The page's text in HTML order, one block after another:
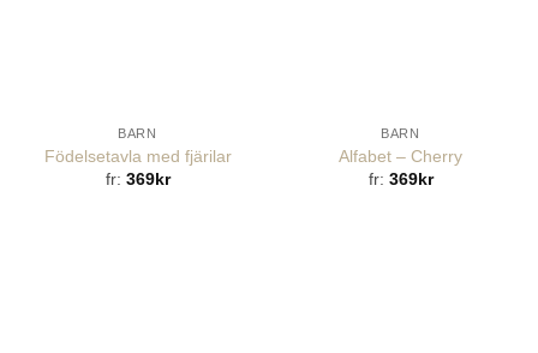
BARN
Födelsetavla med fjärilar
fr: 369kr
BARN
Alfabet – Cherry
fr: 369kr